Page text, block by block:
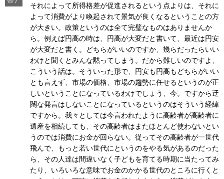
それによって所得格差が促進されるという点よりは、それに
よって消費がより喚起されて景気が良くなるということの方
が大きい。政策というのは全て完璧なものはありませんか
ら。例えば円高の時は、円高が大変だと書いて、最近は円安
が大変だと書く。どちらがいいのですか、幾らだったらいい
わけと聞くとみんな黙ってしまう。だから難しいのですよ、
こういう話は。そういった形で、円安も円高もどちらがいい
とも言えず、市場の価格、市場の趨勢に任せるというのが正
しいということになっているわけでしょう、今。ですから迂
闊な発言はしないことになっているというのはそういう経緯
ですから。我々としては今言われたように高齢者が高齢者に
遺産を相続しても、その高齢者はまたほとんど使わないとい
うのでは消費にお金が回らない。従ってその高齢者が一世代
飛んで、もっと若い世代にというのをやる気があるのだった
ら、その人達は間違いなく子どもを育てる時期に当たってみ
たり、いろいろな意味でお金のかかる世代のところに行くと